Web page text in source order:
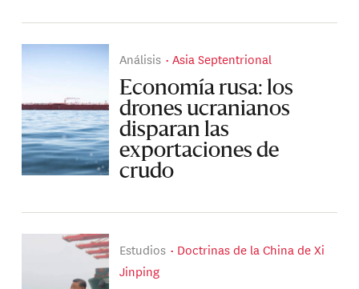
Análisis Asia Septentrional
Economía rusa: los
drones ucranianos
disparan las
exportaciones de
crudo
Estudios
Doctrinas de la China de Xi
Jinping